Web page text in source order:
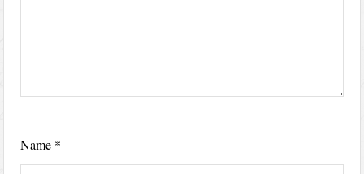
Name *